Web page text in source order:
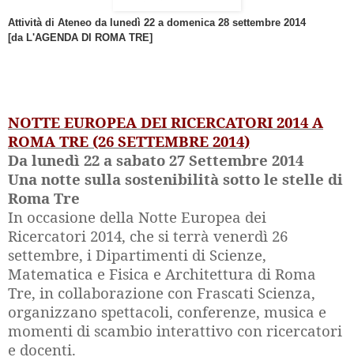
Attività di Ateneo da lunedì 22 a domenica 28 settembre 2014
[da L'AGENDA DI ROMA TRE]
NOTTE EUROPEA DEI RICERCATORI 2014 A
ROMA TRE (26 SETTEMBRE 2014)
Da lunedì 22 a sabato 27 Settembre 2014
Una notte sulla sostenibilità sotto le stelle di
Roma Tre
In occasione della Notte Europea dei
Ricercatori 2014, che si terrà venerdì 26
settembre, i Dipartimenti di Scienze,
Matematica e Fisica e Architettura di Roma
Tre, in collaborazione con Frascati Scienza,
organizzano spettacoli, conferenze, musica e
momenti di scambio interattivo con ricercatori
e docenti.